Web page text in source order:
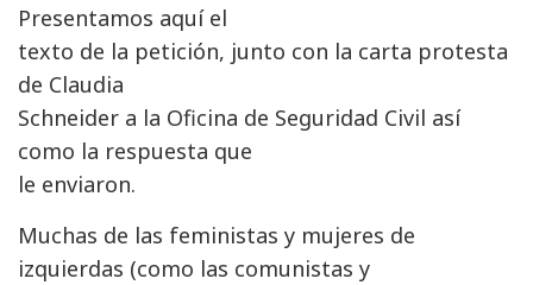
Presentamos aquí el
texto de la petición, junto con la carta protesta
de Claudia
Schneider a la Oficina de Seguridad Civil así
como la respuesta que
le enviaron.
Muchas de las feministas y mujeres de
izquierdas (como las comunistas y